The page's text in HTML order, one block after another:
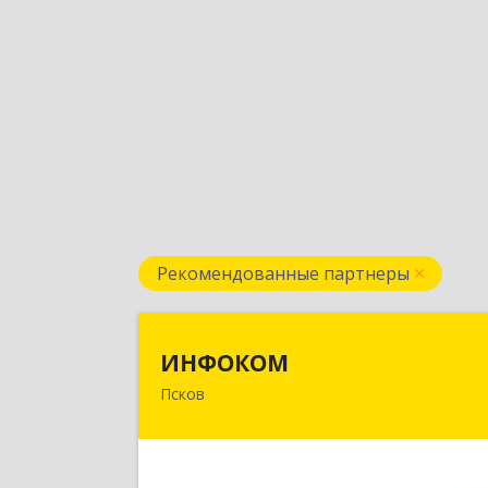
Рекомендованные партнеры
ИНФОКОМ
Псков